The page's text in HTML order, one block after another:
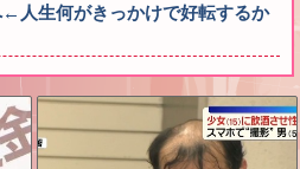
人生何がきっかけで好転するか